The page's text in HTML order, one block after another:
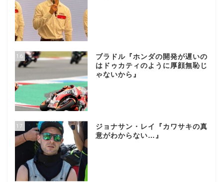
16
ブラドル『ホンダの開発が遅いの
はドゥカティのように厚顔無恥じ
ゃないから』
17
ジョナサン・レイ『カワサキの真
意がわからない…』